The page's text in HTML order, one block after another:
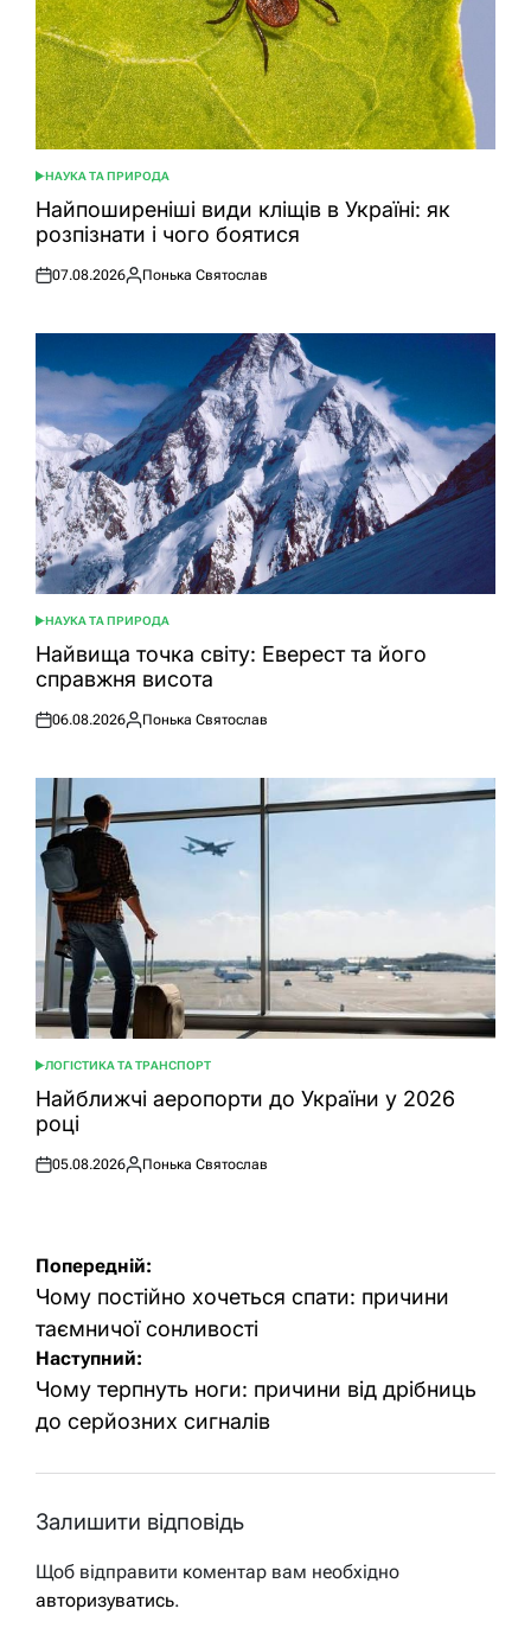
ОПУБЛІКУВАТИ
У
НАУКА ТА ПРИРОДА
Найпоширеніші види кліщів в Україні: як
розпізнати і чого боятися
Оприлюднено
07.08.2026
Опубліковано
Понька Святослав
ОПУБЛІКУВАТИ
У
НАУКА ТА ПРИРОДА
Найвища точка світу: Еверест та його
справжня висота
Оприлюднено
06.08.2026
Опубліковано
Понька Святослав
ОПУБЛІКУВАТИ
У
ЛОГІСТИКА ТА ТРАНСПОРТ
Найближчі аеропорти до України у 2026
році
Оприлюднено
05.08.2026
Опубліковано
Понька Святослав
Навігація
записів
Попередній:
Чому постійно хочеться спати: причини
таємничої сонливості
Наступний:
Чому терпнуть ноги: причини від дрібниць
до серйозних сигналів
Залишити відповідь
Щоб відправити коментар вам необхідно
авторизуватись.